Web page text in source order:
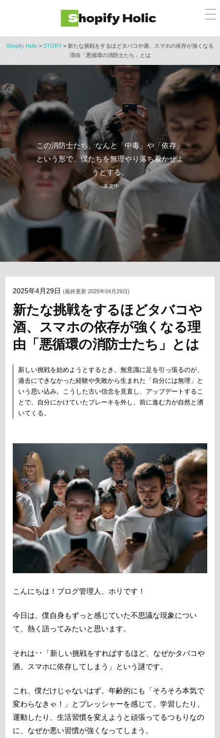
ン
ス
キ
ッ
プ
メ
ニ
ー
Shopify Holic > STORY > 新たな挑戦をするほどタバコや酒、スマホの依存が強くなる
理由「悪循環の消防士たち」とは
この消防士たち、なんと「中毒」や「依存」
という形で、僕たちを無理やり落ち着かせよ
うとする。
-本文中
2025年4月29日 (最終更新 2025年04月29日)
新たな挑戦をするほどタバコや
酒、スマホの依存が強くなる理
由「悪循環の消防士たち」とは
新しい挑戦を始めようとするとき、無意識に足を引っ張るのが、
過去にできなかった経験や失敗から生まれた「自分には無理」と
いう思い込み。こうした古い信念を見直し、アップデートするこ
とで、自分にかけていたブレーキを外し、前に進む力が自然と湧
いてくる。
こんにちは！ブログ管理人、ホリです！
今日は、僕自身もずっと感じていた不思議な現象につい
て、熱く語ってみたいと思います。
それは･･「新しい挑戦をすればするほど、なぜかタバコや
酒、スマホに依存してしまう」という謎です。
これ、僕だけじゃないはず。年齢的にも「そろそろ本気で
変わらなきゃ！」とプレッシャーを感じて、学習したり、
運動したり、生活習慣を変えようと頑張ってるつもりなの
に、なぜか悪い習慣が強くなってしまう。